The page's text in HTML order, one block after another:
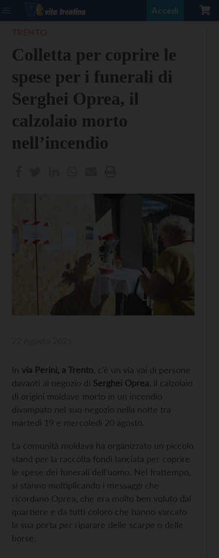
Accedi
Colletta per coprire le
spese per i funerali di
Serghei Oprea, il
calzolaio morto
nell’incendio
In via Perini, a Trento , c’è un via vai di persone
davanti al negozio di Serghei Oprea , il calzolaio
di origini moldave morto in un incendio
divampato nel suo negozio nella notte tra
martedì 19 e mercoledì 20 agosto.
La comunità moldava ha organizzato un piccolo
stand per la raccolta fondi lanciata per coprire
le spese dei funerali dell’uomo. Nel frattempo,
si stanno moltiplicando i messaggi che
ricordano Oprea, che era molto ben voluto dal
quartiere e da tutti coloro che hanno varcato
la sua porta per riparare delle scarpe o delle
borse.